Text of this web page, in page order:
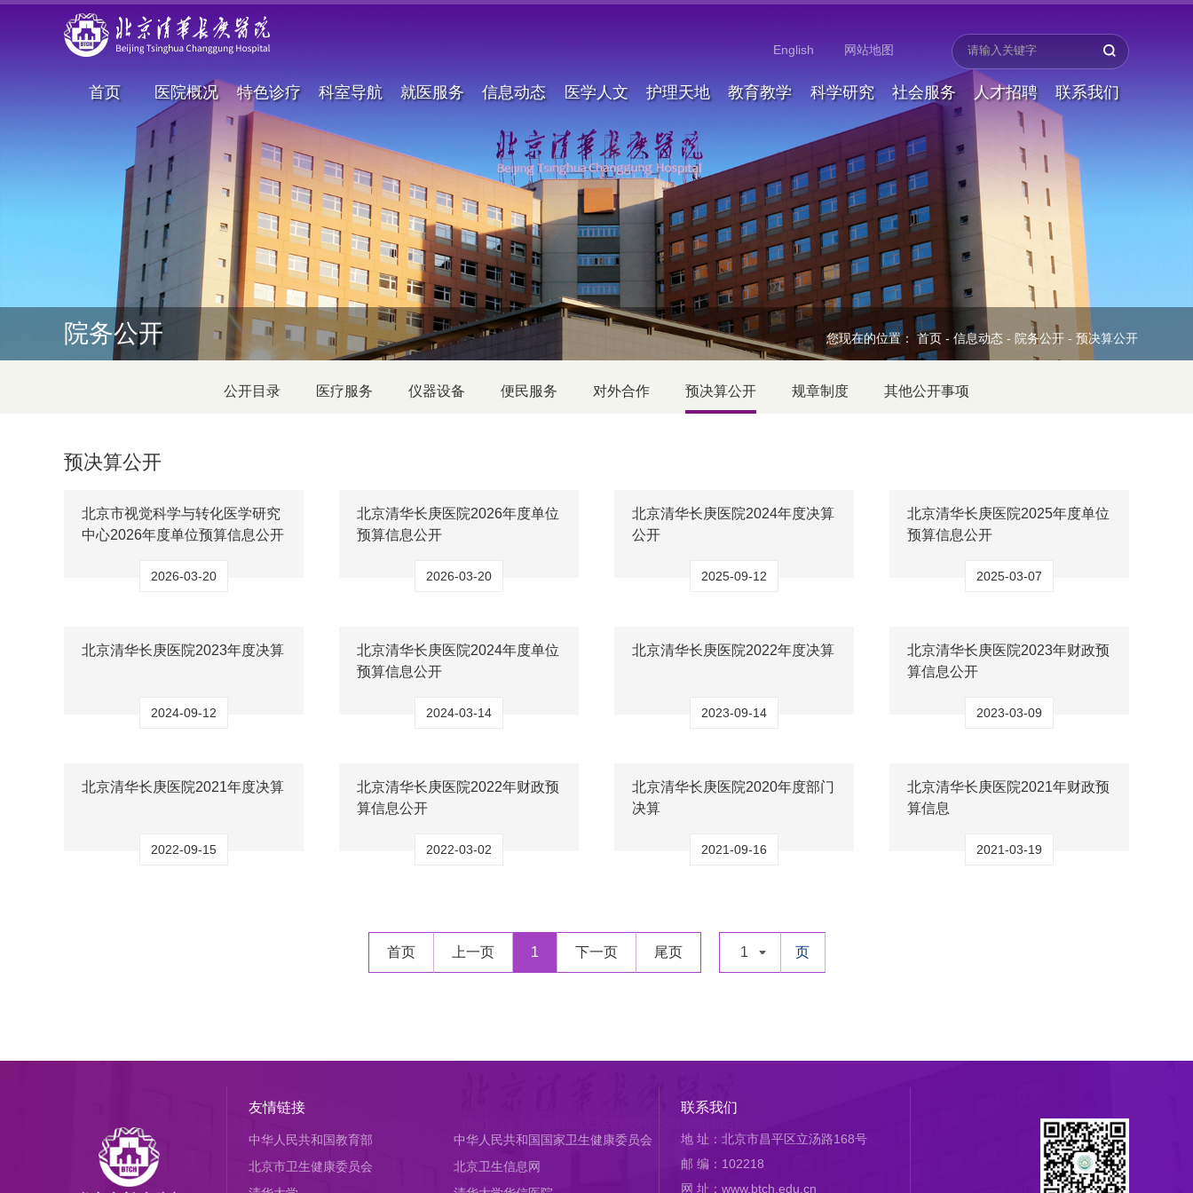
English 网站地图
首页 医院概况 特色诊疗 科室导航 就医服务 信息动态 医学人文 护理天地 教育教学 科学研究 社会服务 人才招聘 联系我们
院务公开 您现在的位置： 首页 - 信息动态 - 院务公开 - 预决算公开
公开目录 医疗服务 仪器设备 便民服务 对外合作 预决算公开 规章制度 其他公开事项
预决算公开
北京市视觉科学与转化医学研究
中心2026年度单位预算信息公开
2026-03-20
北京清华长庚医院2026年度单位
预算信息公开
2026-03-20
北京清华长庚医院2024年度决算
公开
2025-09-12
北京清华长庚医院2025年度单位
预算信息公开
2025-03-07
北京清华长庚医院2023年度决算
2024-09-12
北京清华长庚医院2024年度单位
预算信息公开
2024-03-14
北京清华长庚医院2022年度决算
2023-09-14
北京清华长庚医院2023年财政预
算信息公开
2023-03-09
北京清华长庚医院2021年度决算
2022-09-15
北京清华长庚医院2022年财政预
算信息公开
2022-03-02
北京清华长庚医院2020年度部门
决算
2021-09-16
北京清华长庚医院2021年财政预
算信息
2021-03-19
首页 上一页 1 下一页 尾页 1 页
友情链接
中华人民共和国教育部
中华人民共和国国家卫生健康委员会
北京市卫生健康委员会
北京卫生信息网
联系我们
地 址：北京市昌平区立汤路168号
邮 编：102218
网 址：www.btch.edu.cn